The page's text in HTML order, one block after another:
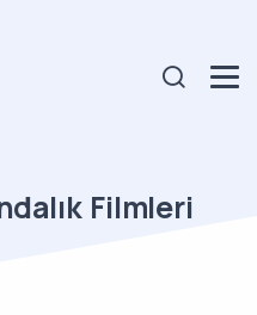
Filmleri